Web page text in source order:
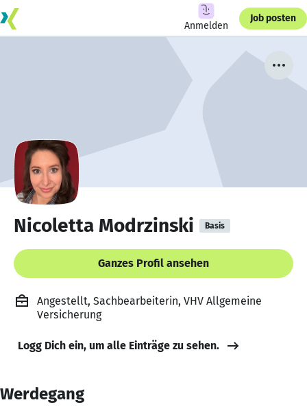
Anmelden
Job posten
Nicoletta Modrzinski Basis
Ganzes Profil ansehen
Angestellt, Sachbearbeiterin, VHV Allgemeine
Versicherung
Logg Dich ein, um alle Einträge zu sehen.
Werdegang